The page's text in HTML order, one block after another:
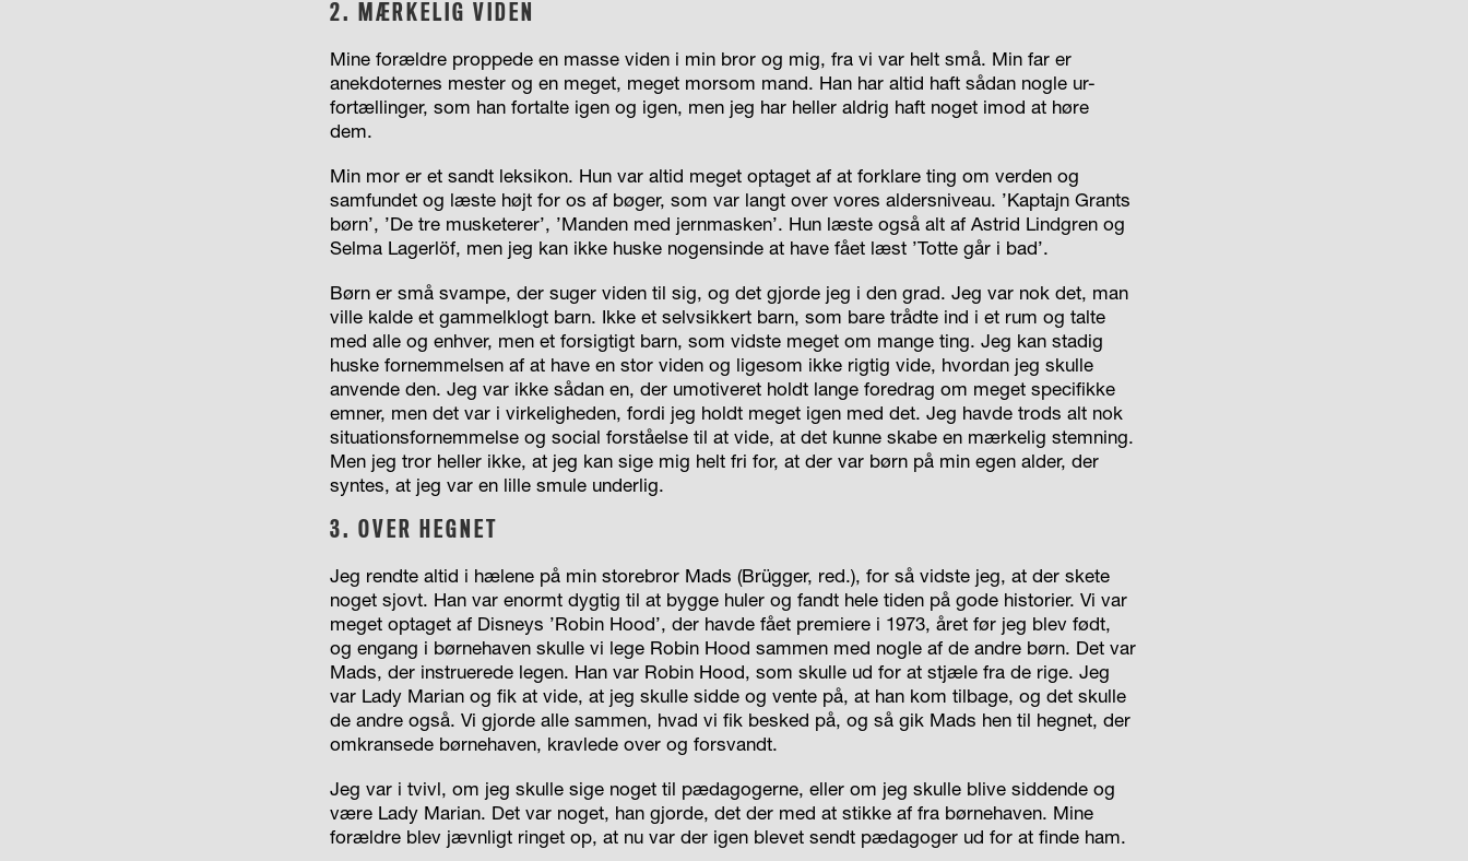
2. MÆRKELIG VIDEN
Mine forældre proppede en masse viden i min bror og mig, fra vi var helt små. Min far er
anekdoternes mester og en meget, meget morsom mand. Han har altid haft sådan nogle ur-
fortællinger, som han fortalte igen og igen, men jeg har heller aldrig haft noget imod at høre
dem.
Min mor er et sandt leksikon. Hun var altid meget optaget af at forklare ting om verden og
samfundet og læste højt for os af bøger, som var langt over vores aldersniveau. ’Kaptajn Grants
børn’, ’De tre musketerer’, ’Manden med jernmasken’. Hun læste også alt af Astrid Lindgren og
Selma Lagerlöf, men jeg kan ikke huske nogensinde at have fået læst ’Totte går i bad’.
Børn er små svampe, der suger viden til sig, og det gjorde jeg i den grad. Jeg var nok det, man
ville kalde et gammelklogt barn. Ikke et selvsikkert barn, som bare trådte ind i et rum og talte
med alle og enhver, men et forsigtigt barn, som vidste meget om mange ting. Jeg kan stadig
huske fornemmelsen af at have en stor viden og ligesom ikke rigtig vide, hvordan jeg skulle
anvende den. Jeg var ikke sådan en, der umotiveret holdt lange foredrag om meget specifikke
emner, men det var i virkeligheden, fordi jeg holdt meget igen med det. Jeg havde trods alt nok
situationsfornemmelse og social forståelse til at vide, at det kunne skabe en mærkelig stemning.
Men jeg tror heller ikke, at jeg kan sige mig helt fri for, at der var børn på min egen alder, der
syntes, at jeg var en lille smule underlig.
3. OVER HEGNET
Jeg rendte altid i hælene på min storebror Mads (Brügger, red.), for så vidste jeg, at der skete
noget sjovt. Han var enormt dygtig til at bygge huler og fandt hele tiden på gode historier. Vi var
meget optaget af Disneys ’Robin Hood’, der havde fået premiere i 1973, året før jeg blev født,
og engang i børnehaven skulle vi lege Robin Hood sammen med nogle af de andre børn. Det var
Mads, der instruerede legen. Han var Robin Hood, som skulle ud for at stjæle fra de rige. Jeg
var Lady Marian og fik at vide, at jeg skulle sidde og vente på, at han kom tilbage, og det skulle
de andre også. Vi gjorde alle sammen, hvad vi fik besked på, og så gik Mads hen til hegnet, der
omkransede børnehaven, kravlede over og forsvandt.
Jeg var i tvivl, om jeg skulle sige noget til pædagogerne, eller om jeg skulle blive siddende og
være Lady Marian. Det var noget, han gjorde, det der med at stikke af fra børnehaven. Mine
forældre blev jævnligt ringet op, at nu var der igen blevet sendt pædagoger ud for at finde ham.